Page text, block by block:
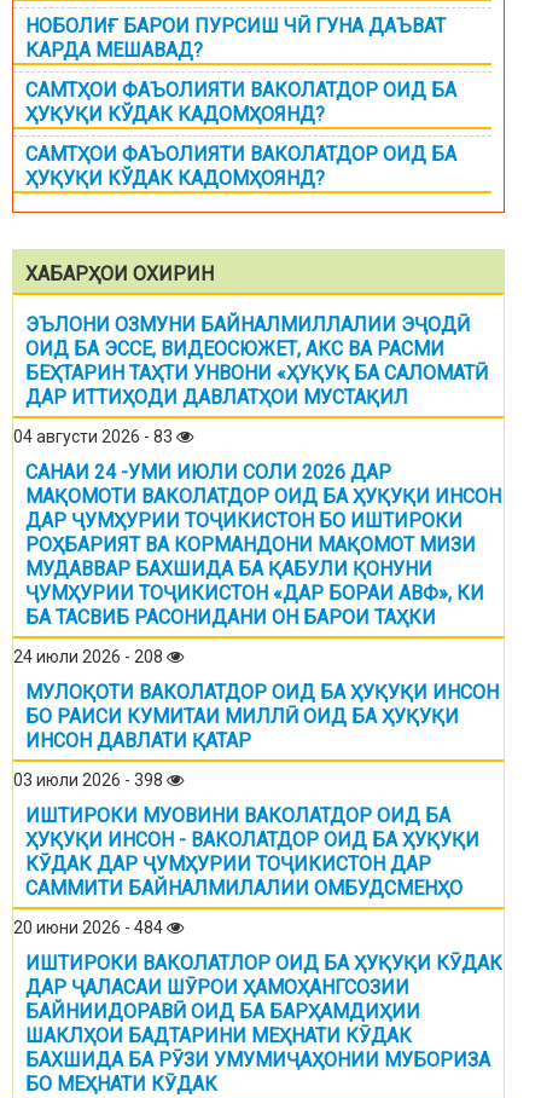
НОБОЛИҒ БАРОИ ПУРСИШ ЧӢ ГУНА ДАЪВАТ
КАРДА МЕШАВАД?
САМТҲОИ ФАЪОЛИЯТИ ВАКОЛАТДОР ОИД БА
ҲУҚУҚИ КЎДАК КАДОМҲОЯНД?
САМТҲОИ ФАЪОЛИЯТИ ВАКОЛАТДОР ОИД БА
ҲУҚУҚИ КЎДАК КАДОМҲОЯНД?
ХАБАРҲОИ ОХИРИН
ЭЪЛОНИ ОЗМУНИ БАЙНАЛМИЛЛАЛИИ ЭҶОДӢ
ОИД БА ЭССЕ, ВИДЕОСЮЖЕТ, АКС ВА РАСМИ
БЕҲТАРИН ТАҲТИ УНВОНИ «ҲУҚУҚ БА САЛОМАТӢ
ДАР ИТТИҲОДИ ДАВЛАТҲОИ МУСТАҚИЛ
04 августи 2026 - 83
САНАИ 24 -УМИ ИЮЛИ СОЛИ 2026 ДАР
МАҚОМОТИ ВАКОЛАТДОР ОИД БА ҲУҚУҚИ ИНСОН
ДАР ҶУМҲУРИИ ТОҶИКИСТОН БО ИШТИРОКИ
РОҲБАРИЯТ ВА КОРМАНДОНИ МАҚОМОТ МИЗИ
МУДАВВАР БАХШИДА БА ҚАБУЛИ ҚОНУНИ
ҶУМҲУРИИ ТОҶИКИСТОН «ДАР БОРАИ АВФ», КИ
БА ТАСВИБ РАСОНИДАНИ ОН БАРОИ ТАҲКИ
24 июли 2026 - 208
МУЛОҚОТИ ВАКОЛАТДОР ОИД БА ҲУҚУҚИ ИНСОН
БО РАИСИ КУМИТАИ МИЛЛӢ ОИД БА ҲУҚУҚИ
ИНСОН ДАВЛАТИ ҚАТАР
03 июли 2026 - 398
ИШТИРОКИ МУОВИНИ ВАКОЛАТДОР ОИД БА
ҲУҚУҚИ ИНСОН - ВАКОЛАТДОР ОИД БА ҲУҚУҚИ
КӮДАК ДАР ҶУМҲУРИИ ТОҶИКИСТОН ДАР
САММИТИ БАЙНАЛМИЛАЛИИ ОМБУДСМЕНҲО
20 июни 2026 - 484
ИШТИРОКИ ВАКОЛАТЛОР ОИД БА ҲУҚУҚИ КӮДАК
ДАР ҶАЛАСАИ ШӮРОИ ҲАМОҲАНГСОЗИИ
БАЙНИИДОРАВӢ ОИД БА БАРҲАМДИҲИИ
ШАКЛҲОИ БАДТАРИНИ МЕҲНАТИ КӮДАК
БАХШИДА БА РӮЗИ УМУМИҶАҲОНИИ МУБОРИЗА
БО МЕҲНАТИ КӮДАК